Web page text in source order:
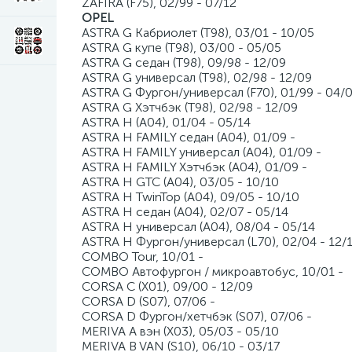
OPEL
ASTRA G Кабриолет (T98), 03/01 - 10/05
ASTRA G купе (T98), 03/00 - 05/05
ASTRA G седан (T98), 09/98 - 12/09
ASTRA G универсал (T98), 02/98 - 12/09
ASTRA G Фургон/универсал (F70), 01/99 - 04/
ASTRA G Хэтчбэк (T98), 02/98 - 12/09
ASTRA H (A04), 01/04 - 05/14
ASTRA H FAMILY седан (A04), 01/09 -
ASTRA H FAMILY универсал (A04), 01/09 -
ASTRA H FAMILY Хэтчбэк (A04), 01/09 -
ASTRA H GTC (A04), 03/05 - 10/10
ASTRA H TwinTop (A04), 09/05 - 10/10
ASTRA H седан (A04), 02/07 - 05/14
ASTRA H универсал (A04), 08/04 - 05/14
ASTRA H Фургон/универсал (L70), 02/04 - 12/
COMBO Tour, 10/01 -
COMBO Автофургон / микроавтобус, 10/01 -
CORSA C (X01), 09/00 - 12/09
CORSA D (S07), 07/06 -
CORSA D Фургон/хетчбэк (S07), 07/06 -
MERIVA A вэн (X03), 05/03 - 05/10
MERIVA B VAN (S10), 06/10 - 03/17